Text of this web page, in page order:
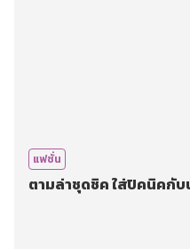
แฟชั่น
ตามล่าชุดชิค ใส่ปิคนิคกั